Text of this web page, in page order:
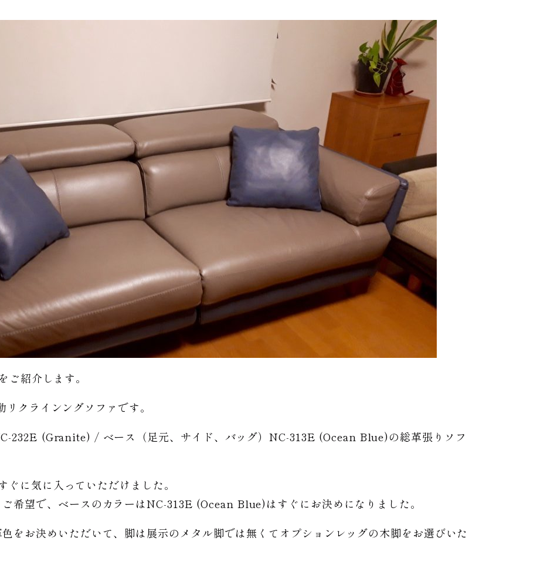
紹介します。
クラインングソファです。
232E (Granite) / ベース（足元、サイド、バッグ）NC-313E (Ocean Blue)の総革張りソフ
に気に入っていただけました。
希望で、ベースのカラーはNC-313E (Ocean Blue)はすぐにお決めになりました。
をお決めいただいて、脚は展示のメタル脚では無くてオプションレッグの木脚をお選びいた